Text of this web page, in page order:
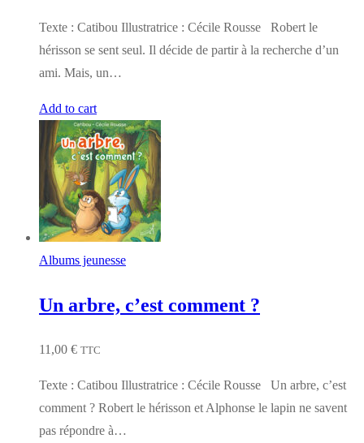
Texte : Catibou Illustratrice : Cécile Rousse Robert le
hérisson se sent seul. Il décide de partir à la recherche d’un
ami. Mais, un…
Add to cart
Albums jeunesse
Un arbre, c’est comment ?
11,00 € TTC
Texte : Catibou Illustratrice : Cécile Rousse Un arbre, c’est
comment ? Robert le hérisson et Alphonse le lapin ne savent
pas répondre à…